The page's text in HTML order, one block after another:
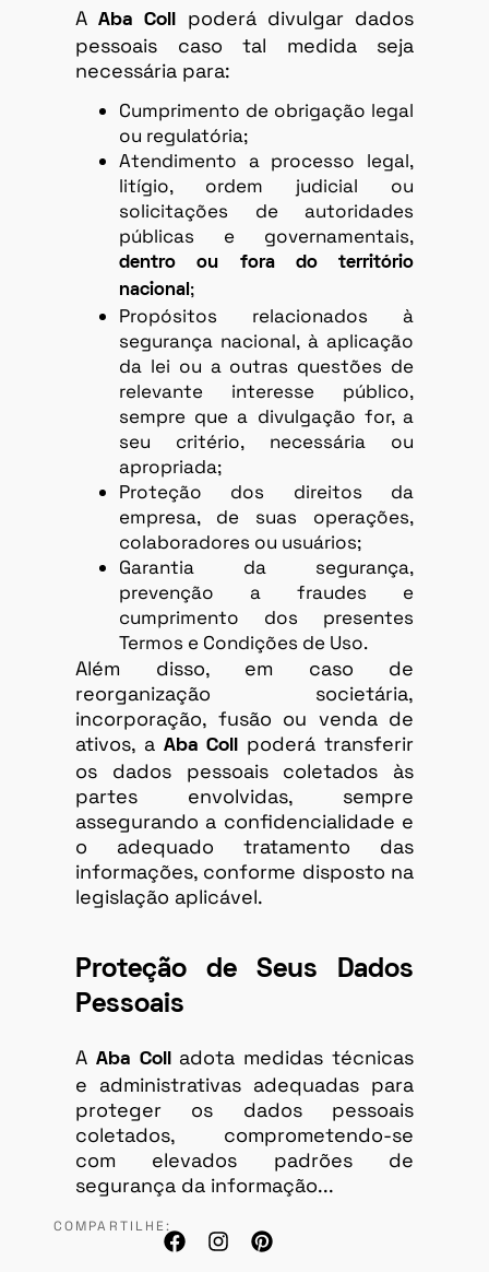
AAba Coll
poderá divulgar dados
pessoais caso tal medida seja
necessária para:
Cumprimento de obrigação legal
ou regulatória;
Atendimento a processo legal,
litígio, ordem judicial ou
solicitações de autoridades
públicas e governamentais,
dentro ou fora do território
nacional ;
Propósitos relacionados à
segurança nacional, à aplicação
da lei ou a outras questões de
relevante interesse público,
sempre que a divulgação for, a
seu critério, necessária ou
apropriada;
Proteção dos direitos da
empresa, de suas operações,
colaboradores ou usuários;
Garantia da segurança,
prevenção a fraudes e
cumprimento dos presentes
Termos e Condições de Uso.
Além disso, em caso de
reorganização societária,
incorporação, fusão ou venda de
ativos, a Aba Coll
poderá transferir
os dados pessoais coletados às
partes envolvidas, sempre
assegurando a confidencialidade e
o adequado tratamento das
informações, conforme disposto na
legislação aplicável.
Proteção de Seus Dados
Pessoais
A Aba Coll adota medidas técnicas
e administrativas adequadas para
proteger os dados pessoais
coletados, comprometendo-se
com elevados padrões de
segurança da informação...
COMPARTILHE: